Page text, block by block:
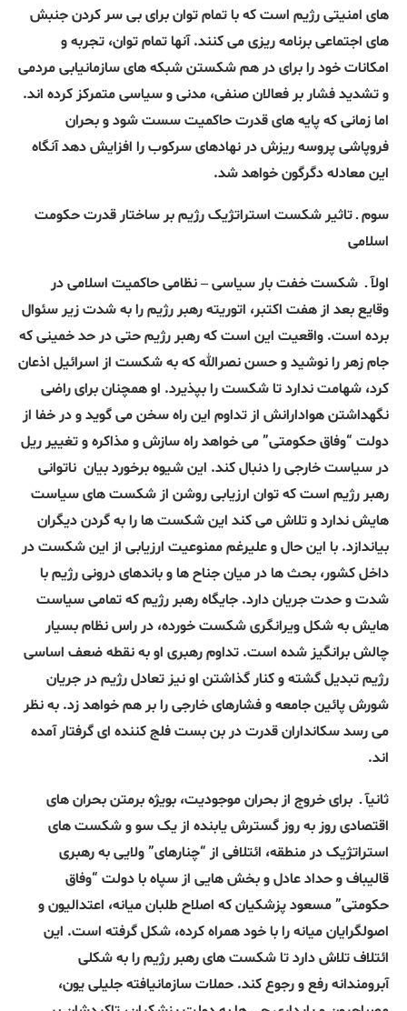
های امنیتی رژیم است که با تمام توان برای بی سر کردن جنبش
های اجتماعی برنامه ریزی می کنند. آنها تمام توان، تجربه و
امکانات خود را برای در هم شکستن شبکه های سازمانیابی مردمی
و تشدید فشار بر فعالان صنفی، مدنی و سیاسی متمرکز کرده اند.
اما زمانی که پایه های قدرت حاکمیت سست شود و بحران
فروپاشی پروسه ریزش در نهادهای سرکوب را افزایش دهد آنگاه
این معادله دگرگون خواهد شد.
سوم ـ تاثیر شکست استراتژیک رژیم بر ساختار قدرت حکومت
اسلامی
اولآ ـ شکست خفت بارسیاسی – نظامی حاکمیت اسلامی در
وقایع بعد از هفت اکتبر، اتوریته رهبر رژیم را به شدت زیر سئوال
برده است. واقعیت این است که رهبر رژیم حتی در حد خمینی که
جام زهر را نوشید و حسن نصرالله که به شکست از اسرائیل اذعان
کرد، شهامت ندارد تا شکست را بپذیرد. او همچنان برای راضی
نگهداشتن هوادارانش از تداوم این راه سخن می گوید و در خفا از
دولت “وفاق حکومتی” می خواهد راه سازش و مذاکره و تغییر ریل
در سیاست خارجی را دنبال کند. این شیوه برخورد بیان ناتوانی
رهبر رژیم است که توان ارزیابی روشن از شکست های سیاست
هایش ندارد و تلاش می کند این شکست ها را به گردن دیگران
بیاندازد. با این حال و علیرغم ممنوعیت ارزیابی از این شکست در
داخل کشور، بحث ها در میان جناح ها و باندهای درونی رژیم با
شدت و حدت جریان دارد. جایگاه رهبر رژیم که تمامی سیاست
هایش به شکل ویرانگری شکست خورده، در راس نظام بسیار
چالش برانگیز شده است. تداوم رهبری او به نقطه ضعف اساسی
رژیم تبدیل گشته و کنار گذاشتن او نیز تعادل رژیم در جریان
شورش پائین جامعه و فشارهای خارجی را بر هم خواهد زد. به نظر
می رسد سکانداران قدرت در بن بست فلج کننده ای گرفتار آمده
اند.
ثانیآ ـ برای خروج از بحران موجودیت، بویژه برمتن بحران های
اقتصادی روز به روز گسترش یابنده از یک سو و شکست های
استراتژیک در منطقه، ائتلافی از “چنارهای” ولایی به رهبری
قالیباف و حداد عادل و بخش هایی از سپاه با دولت “وفاق
حکومتی” مسعود پزشکیان که اصلاح طلبان میانه، اعتدالیون و
اصولگرایان میانه را با خود همراه کرده، شکل گرفته است. این
ائتلاف تلاش دارد تا شکست های رهبر رژیم را به شکلی
آبرومندانه رفع و رجوع کند. حملات سازمانیافته جلیلی یون،